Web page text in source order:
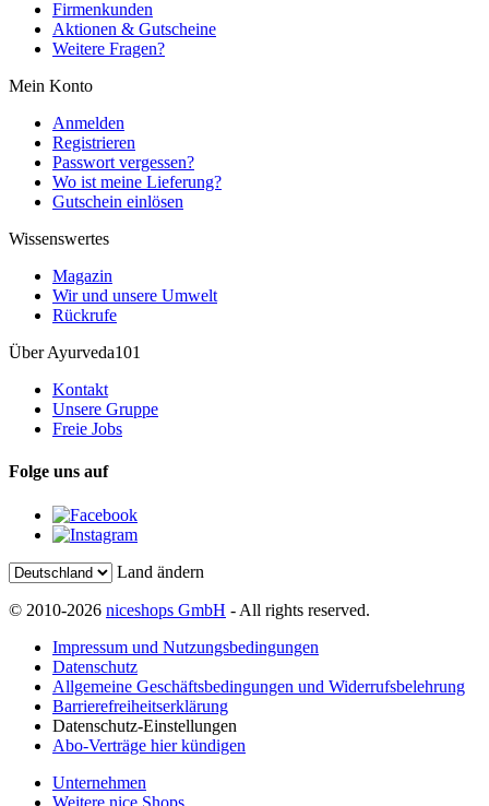
Firmenkunden
Aktionen & Gutscheine
Weitere Fragen?
Mein Konto
Anmelden
Registrieren
Passwort vergessen?
Wo ist meine Lieferung?
Gutschein einlösen
Wissenswertes
Magazin
Wir und unsere Umwelt
Rückrufe
Über Ayurveda101
Kontakt
Unsere Gruppe
Freie Jobs
Folge uns auf
Land ändern
© 2010-2026 niceshops GmbH - All rights reserved.
Impressum und Nutzungsbedingungen
Datenschutz
Allgemeine Geschäftsbedingungen und Widerrufsbelehrung
Barrierefreiheitserklärung
Datenschutz-Einstellungen
Abo-Verträge hier kündigen
Unternehmen
Weitere nice Shops